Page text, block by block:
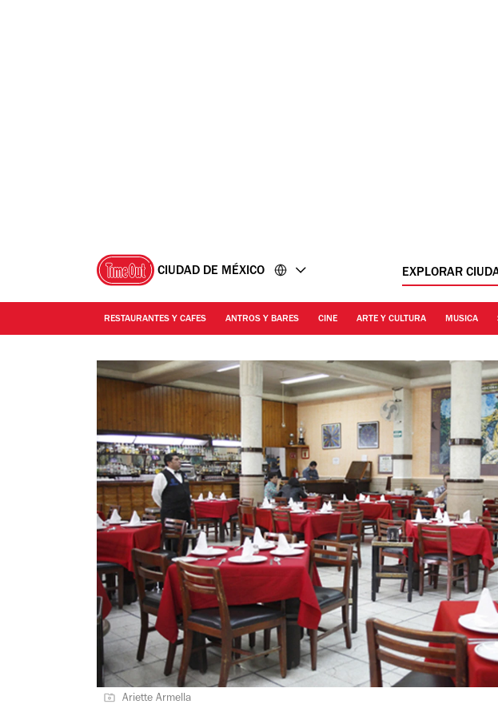
CIUDAD DE MÉXICO EXPLORAR
RESTAURANTES Y CAFES ANTROS Y BARES CINE ARTE Y CULTURA MUSICA
Ariette Armella